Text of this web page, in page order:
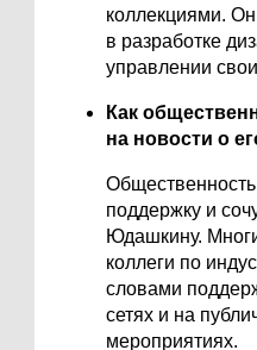
коллекциями. Он
в разработке
управлении
Как
на новости о
поддержку и
Юдашкину.
коллеги по
словами
сетях и на
мероприятиях.